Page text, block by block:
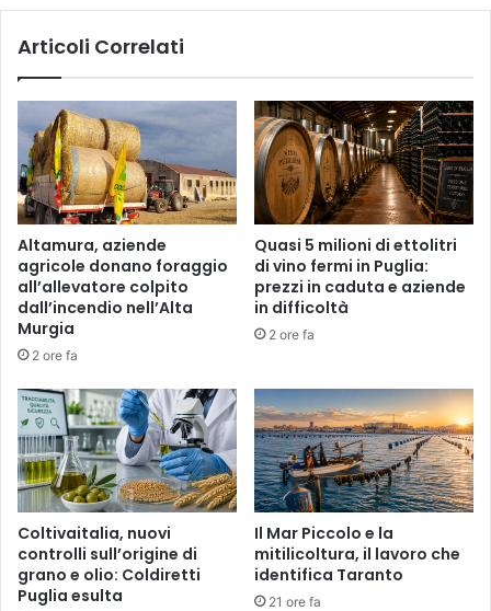
Articoli Correlati
Altamura, aziende
agricole donano foraggio
all’allevatore colpito
dall’incendio nell’Alta
Murgia
2 ore fa
Quasi 5 milioni di ettolitri
di vino fermi in Puglia:
prezzi in caduta e aziende
in difficoltà
2 ore fa
Coltivaitalia, nuovi
controlli sull’origine di
grano e olio: Coldiretti
Puglia esulta
Il Mar Piccolo e la
mitilicoltura, il lavoro che
identifica Taranto
21 ore fa